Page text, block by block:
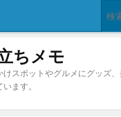
ちメモ
スポットやグルメにグッズ
ます。